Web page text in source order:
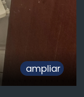
ampliar